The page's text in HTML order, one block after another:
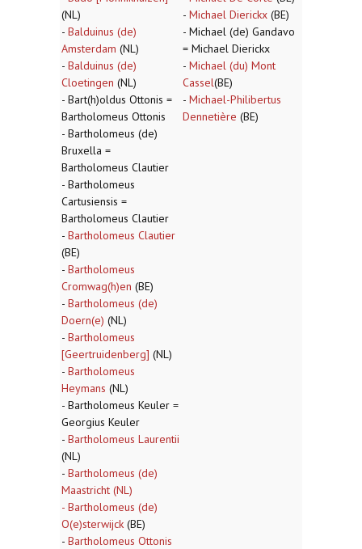
(NL)
- Balduinus (de)
Amsterdam (NL)
- Balduinus (de)
Cloetingen (NL)
- Bart(h)oldus Ottonis =
Bartholomeus Ottonis
- Bartholomeus (de)
Bruxella =
Bartholomeus Clautier
- Bartholomeus
Cartusiensis =
Bartholomeus Clautier
- Bartholomeus Clautier
(BE)
- Bartholomeus
Cromwag(h)en (BE)
- Bartholomeus (de)
Doern(e) (NL)
- Bartholomeus
[Geertruidenberg] (NL)
- Bartholomeus
Heymans (NL)
- Bartholomeus Keuler =
Georgius Keuler
- Bartholomeus Laurentii
(NL)
- Bartholomeus (de)
Maastricht (NL)
- Bartholomeus (de)
O(e)sterwijck (BE)
- Bartholomeus Ottonis
- Michael Dierickx (BE)
- Michael (de) Gandavo
= Michael Dierickx
- Michael (du) Mont
Cassel(BE)
- Michael-Philibertus
Dennetière (BE)